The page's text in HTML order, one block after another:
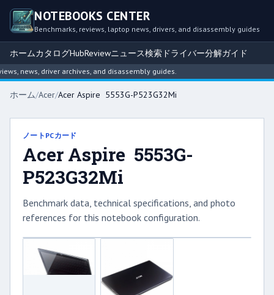
NOTEBOOKS CENTER
Benchmarks, reviews, laptop news, drivers, and disassembly guides
ホームカタログHubReviewニュース検索 ドライバー分解ガイド
news, driver archives, and disassembly guides.
ホーム/Acer/Acer Aspire 5553G-P523G32Mi
ノートPCカード
Acer Aspire 5553G-
P523G32Mi
Benchmark data, technical specifications, and photo
references for this notebook configuration.